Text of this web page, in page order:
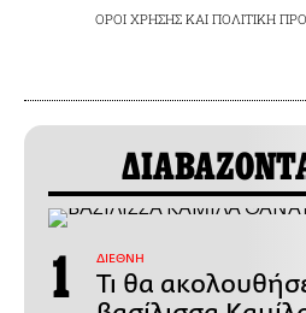
ΟΡΟΙ ΧΡΗΣΗΣΚΑΙ ΠΟΛΙΤΙΚΗ
ΔΙΕΘΝΗ
Τι θα